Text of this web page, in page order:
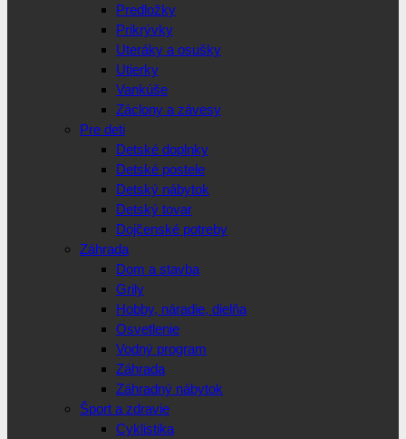
Predložky
Prikrývky
Uteráky a osušky
Utierky
Vankúše
Záclony a závesy
Pre deti
Detské doplnky
Detské postele
Detský nábytok
Detský tovar
Dojčenské potreby
Záhrada
Dom a stavba
Grily
Hobby, náradie, dielňa
Osvetlenie
Vodný program
Záhrada
Záhradný nábytok
Šport a zdravie
Cyklistika